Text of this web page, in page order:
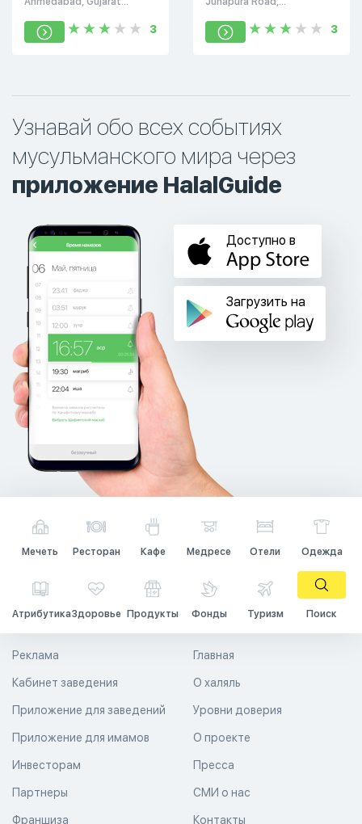
3
380055
3
Узнавай обо всех событиях
мусульманского мира через
приложение HalalGuide
Доступно в
Загрузить на
Мечеть Ресторан Кафе Медресе Отели Одежда
АтрибутикаЗдоровье Продукты Фонды Туризм Поиск
Главная
О халяль
Уровни доверия
Реклама
Кабинет заведения
Приложение для заведений
Приложение для имамов О проекте
Пресса
СМИ о нас
Контакты
Инвесторам
Партнеры
Франшиза